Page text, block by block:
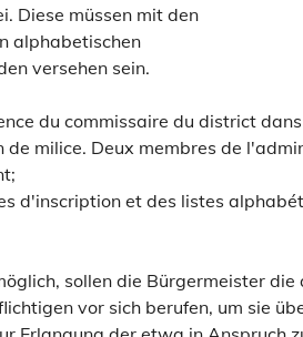
Diese müssen mit den
alphabetischen
versehen sein.
du commissaire du district
milice. Deux membres de
d'inscription et des listes
sollen die Bürgermeister die
vor sich berufen, um sie